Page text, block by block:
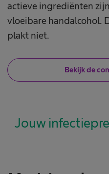
actieve ingrediënten
vloeibare handalcohol.
plakt niet.
Bekijk de
Jouw